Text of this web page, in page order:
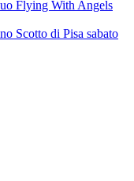
Flying With Angels
Scotto di Pisa sabato